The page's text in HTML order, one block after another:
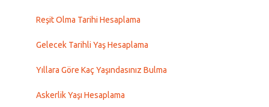
Reşit Olma Tarihi Hesaplama
Gelecek Tarihli Yaş Hesaplama
Yıllara Göre Kaç Yaşındasınız Bulma
Askerlik Yaşı Hesaplama